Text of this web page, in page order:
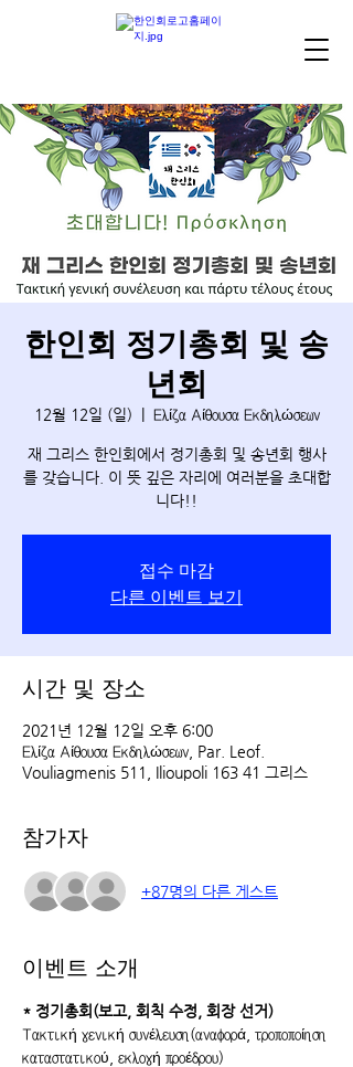
한인회 정기총회 및 송
년회
12월 12일 (일) Ελίζα Αίθουσα Εκδηλώσεων
재 그리스 한인회에서 정기총회 및 송년회 행사
를 갖습니다. 이 뜻 깊은 자리에 여러분을 초대합
니다!!
접수 마감
다른 이벤트 보기
시간 및 장소
2021년 12월 12일 오후 6:00
Ελίζα Αίθουσα Εκδηλώσεων, Par. Leof.
Vouliagmenis 511, Ilioupoli 163 41 그리스
참가자
+87명의 다른 게스트
이벤트 소개
* 정기총회(보고, 회칙 수정, 회장 선거)
Τακτική γενική συνέλευση(αναφορά, τροποποίηση
καταστατικού, εκλογή προέδρου)